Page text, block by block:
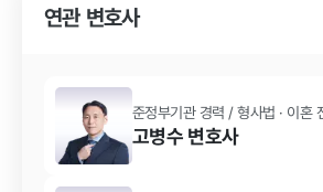
연관 변호사
준정부기관 경력 /형사법 · 이혼
고병수 변호사